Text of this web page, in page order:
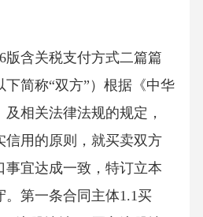
版含关税支付方式二篇篇
简称“双方”）根据《中华
相关法律法规的规定，
信用的原则，就买卖双方
事宜达成一致，特订立本
第一条合同主体1.1买